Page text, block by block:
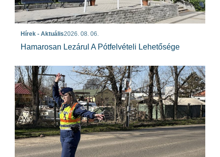
Hírek - Aktuális2026. 08. 06.
Hamarosan Lezárul A Pótfelvételi Lehetősége